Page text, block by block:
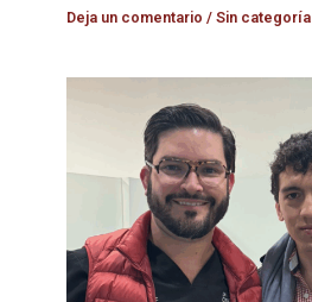
Deja un comentario /Sin categoría